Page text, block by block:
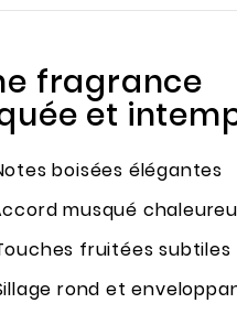
fragrance
et
boisées élégantes
musqué
fruitées subtiles
rond et